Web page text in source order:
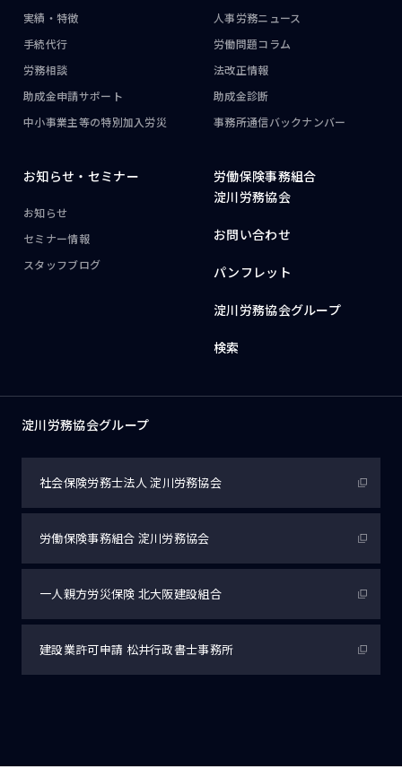
実績・特徴
手続代行
労務相談
助成金申請サポート
中小事業主等の特別加入労災
人事労務ニュース
労働問題コラム
法改正情報
助成金診断
事務所通信バックナンバー
お知らせ・ セミナー
お知らせ
セミナー情報
スタッフブログ
労働保険事務組合
淀川労務協会
お問い合わせ
パンフレット
淀川労務協会グループ
検索
淀川労務協会グループ
社会保険労務士法人淀川労務協会
労働保険事務組合 淀川労務協会
一人親方労災保険 北大阪建設組合
建設業許可申請 松井行政書士事務所